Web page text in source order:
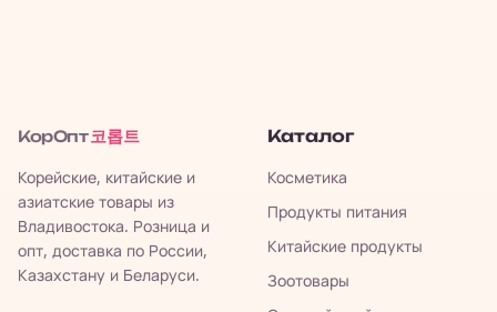
КорОпт 코롭트
Корейские, китайские и
азиатские товары из
Владивостока. Розница и
опт, доставка по России,
Казахстану и Беларуси.
Каталог
Косметика
Продукты питания
Китайские продукты
Зоотовары